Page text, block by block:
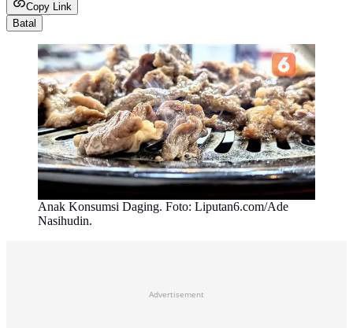
Copy Link
Batal
Anak Konsumsi Daging. Foto: Liputan6.com/Ade
Nasihudin.
Advertisement